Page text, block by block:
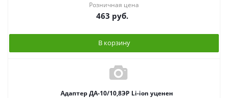
Розничная цена
463 руб.
В корзину
Адаптер ДА-10/10,8ЭР Li-ion уценен